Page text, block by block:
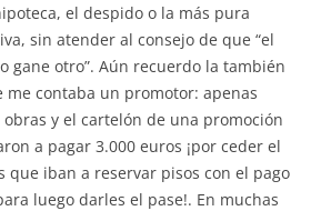
el despido o la más pura
sin atender al consejo de que “el
gane otro”. Aún recuerdo la también
contaba un promotor: apenas
y el cartelón de una promoción
a pagar 3.000 euros ¡por ceder el
que iban a reservar pisos con el pago
luego darles el pase!. En muchas